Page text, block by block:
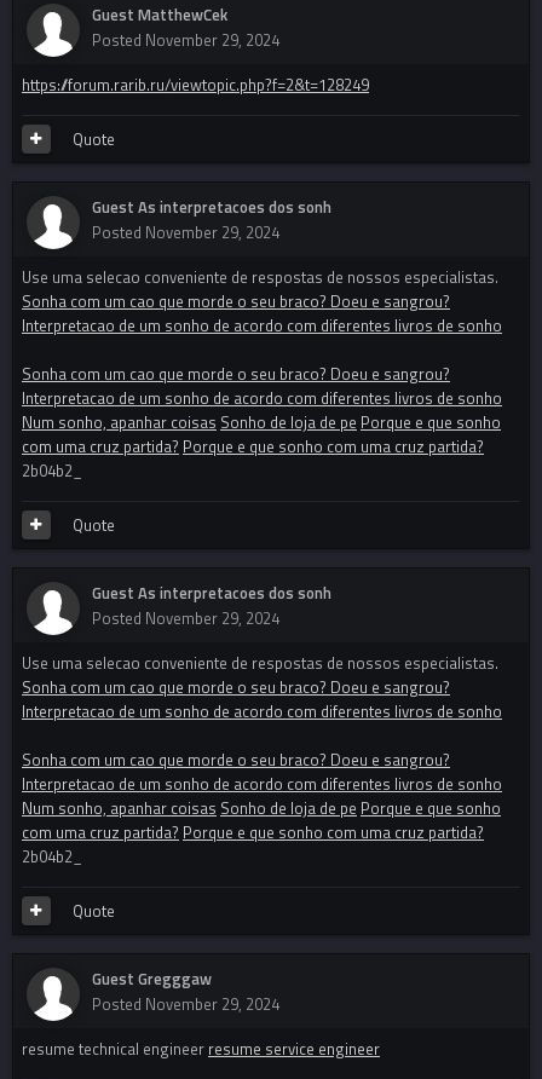
Guest MatthewCek
Posted November 29, 2024
https://forum.rarib.ru/viewtopic.php?f=2&t=128249
Quote
Guest As interpretacoes dos sonh
Posted November 29, 2024
Use uma selecao conveniente de respostas de nossos especialistas.
Sonha com um cao que morde o seu braco? Doeu e sangrou?
Interpretacao de um sonho de acordo com diferentes livros de sonho
Sonha com um cao que morde o seu braco? Doeu e sangrou?
Interpretacao de um sonho de acordo com diferentes livros de sonho
Num sonho, apanhar coisas Sonho de loja de pe Porque e que sonho
com uma cruz partida? Porque e que sonho com uma cruz partida?
2b04b2_
Quote
Guest As interpretacoes dos sonh
Posted November 29, 2024
Use uma selecao conveniente de respostas de nossos especialistas.
Sonha com um cao que morde o seu braco? Doeu e sangrou?
Interpretacao de um sonho de acordo com diferentes livros de sonho
Sonha com um cao que morde o seu braco? Doeu e sangrou?
Interpretacao de um sonho de acordo com diferentes livros de sonho
Num sonho, apanhar coisas Sonho de loja de pe Porque e que sonho
com uma cruz partida? Porque e que sonho com uma cruz partida?
2b04b2_
Quote
Guest Gregggaw
Posted November 29, 2024
resume technical engineer resume service engineer